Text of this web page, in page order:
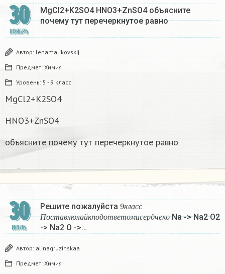
30
НОЯБРЬ
MgCl2+K2SO4 HNO3+ZnSO4 объясните
почему тут перечеркнутое равно
Автор: lenamalikovskij
Предмет: Химия
Уровень: 5 - 9 класс
MgCl2+K2SO4
HNO3+ZnSO4
объясните почему тут перечеркнутое равно
30
ИЮЛЬ
Решите пожалуйста класс
9к л а с
П о с т а вл юл а й кпо д о т в е т оми с е р д ч е ко
По ла кп и дч
Na -> Na2 O2
-> Na2 O ->…
Автор: alinagruzinskaa
Предмет: Химия